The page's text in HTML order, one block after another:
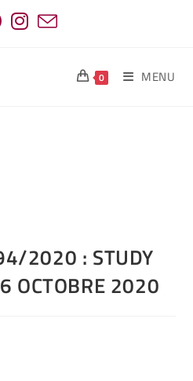
0 MENU
2020 : STUDY
OCTOBRE 2020